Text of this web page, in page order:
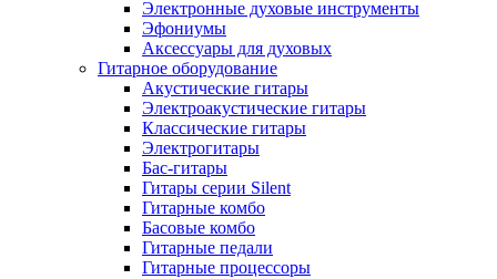
Электронные духовые инструменты
Эфониумы
Аксессуары для духовых
Гитарное оборудование
Акустические гитары
Электроакустические гитары
Классические гитары
Электрогитары
Бас-гитары
Гитары серии Silent
Гитарные комбо
Басовые комбо
Гитарные педали
Гитарные процессоры